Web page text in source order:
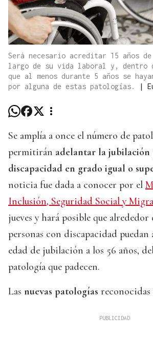
Será necesario acreditar 15 años
largo de su vida laboral y, dentro
que al menos durante 5 años se
por alguna de estas patologías.
|
Se amplía a once el número de
permitirán adelantar la jubilación
discapacidad en grado igual o
noticia fue dada a conocer por el
Inclusión, Seguridad Social y
jueves y hará posible que alrededor
personas con discapacidad
edad de jubilación a los 56 años,
patología que padecen.
Las nuevas patologías reconocidas